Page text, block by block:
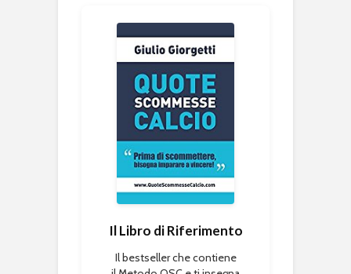
Il Libro di Riferimento
Il bestseller che contiene